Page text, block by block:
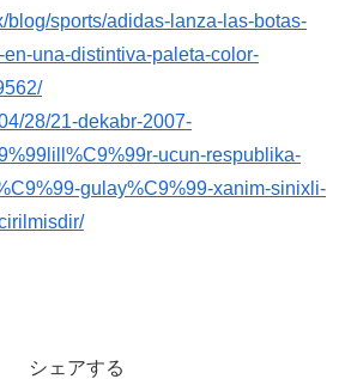
blog/sports/adidas-lanza-las-botas-
una-distintiva-paleta-color-
28/21-dekabr-2007-
ucun-respublika-
gulay%C9%99-xanim-sinixli-
シェアする